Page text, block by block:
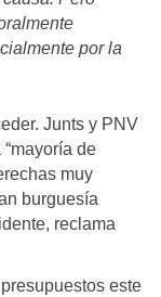
por la
Junts y PNV
de
muy
burguesía
reclama
este